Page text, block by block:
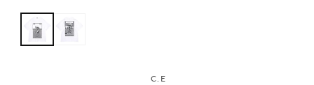
C.E